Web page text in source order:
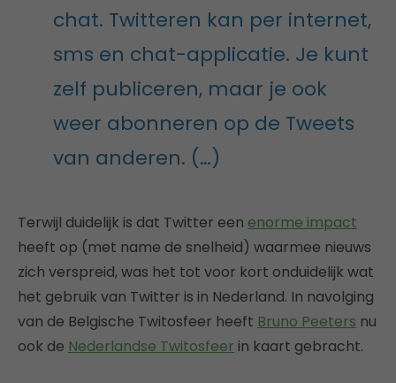
chat. Twitteren kan per internet,
sms en chat-applicatie. Je kunt
zelf publiceren, maar je ook
weer abonneren op de Tweets
van anderen. (…)
Terwijl duidelijk is dat Twitter een enorme impact
heeft op (met name de snelheid) waarmee nieuws
zich verspreid, was het tot voor kort onduidelijk wat
het gebruik van Twitter is in Nederland. In navolging
van de Belgische Twitosfeer heeft Bruno Peeters nu
ook de Nederlandse Twitosfeer in kaart gebracht.